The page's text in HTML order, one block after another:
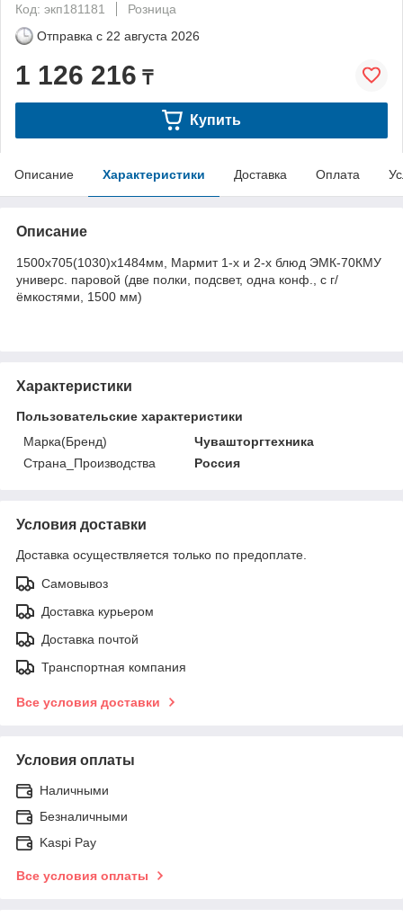
Код: экп181181
Розница
Отправка с 22 августа 2026
1 126 216 ₸
Купить
Описание Характеристики Доставка Оплата
Описание
1500x705(1030)x1484мм, Мармит 1-х и 2-х блюд ЭМК-70КМУ
универс. паровой (две полки, подсвет, одна конф., с г/
ёмкостями, 1500 мм)
Характеристики
Пользовательские характеристики
Марка(Бренд)
Чувашторгтехника
Страна_Производства
Россия
Условия доставки
Доставка осуществляется только по предоплате.
Самовывоз
Доставка курьером
Доставка почтой
Транспортная компания
Все условия доставки
Условия оплаты
Наличными
Безналичными
Kaspi Pay
Все условия оплаты